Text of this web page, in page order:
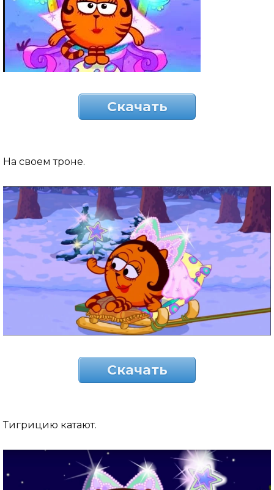
Скачать
На своем троне.
Скачать
Тигрицию катают.